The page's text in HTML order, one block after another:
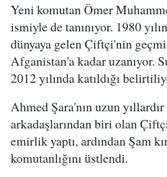
Yeni komutan Ömer
ismiyle de tanınıyor. 1980
dünyaya gelen Çiftçi'nin
Afganistan'a kadar uzanıyor.
2012 yılında katıldığı
Ahmed Şara'nın uzun yıllardır
arkadaşlarından biri olan
emirlik yaptı, ardından Şam
komutanlığını üstlendi.